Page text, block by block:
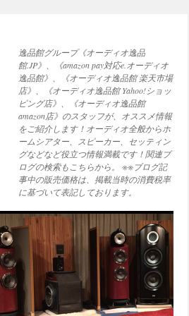
逸品館グループ《オーディオ逸品
館.JP》、《amazon pay対応e.オーディオ
逸品館》、《オーディオ逸品館 楽天市場
店》、《オーディオ逸品館 Yahoo!ショッ
ピング店》、《オーディオ逸品館
amazon店》のスタッフが、オススメ情報
をご紹介します！オーディオ全般からホ
ームシアター、スピーカー、セッティン
グなどなど役立つ情報満載です！関連ブ
ログの検索もこちらから。 ※※ブログ記
事中の販売価格は、掲載当時の消費税率
に基づいて表記しております。